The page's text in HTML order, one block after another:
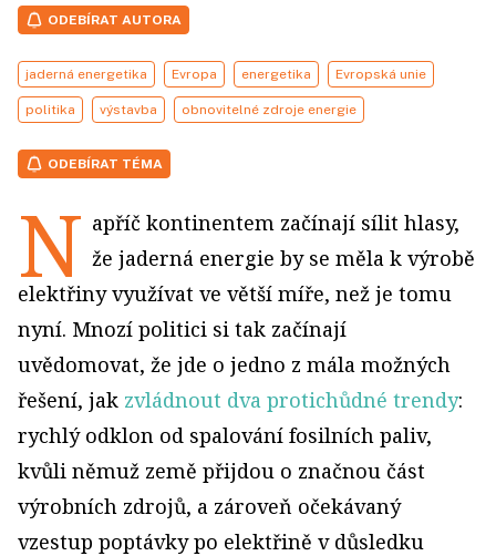
ODEBÍRAT AUTORA
jaderná energetika Evropa energetika Evropská unie
politika výstavba obnovitelné zdroje energie
ODEBÍRAT TÉMA
N apříč kontinentem začínají sílit hlasy,
že jaderná energie by se měla k výrobě
elektřiny využívat ve větší míře, než je tomu
nyní. Mnozí politici si tak začínají
uvědomovat, že jde o jedno z mála možných
řešení, jak zvládnout dva protichůdné trendy:
rychlý odklon od spalování fosilních paliv,
kvůli němuž země přijdou o značnou část
výrobních zdrojů, a zároveň očekávaný
vzestup poptávky po elektřině v důsledku